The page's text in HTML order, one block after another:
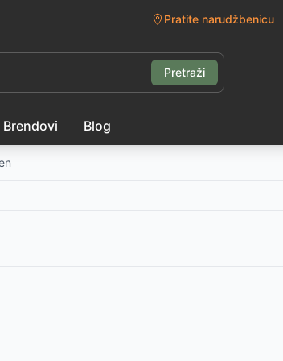
Pratite narudžbenicu
Pretraži
Brendovi Blog